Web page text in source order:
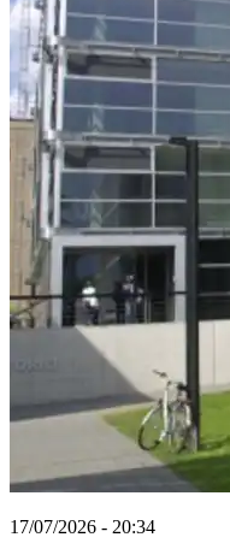
17/07/2026 - 20:34